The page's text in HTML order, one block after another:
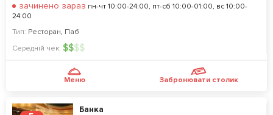
зачинено зараз пн-чт 10:00-24:00, пт-сб 10:00-01:00, вс 10:00-
24:00
Тип: Ресторан, Паб
Середній чек: $$$$
Меню Забронювати столик
Банка